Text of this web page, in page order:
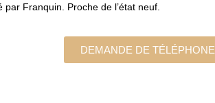
Franquin. Proche de l’état neuf.
DEMANDE DE TÉLÉPHONE